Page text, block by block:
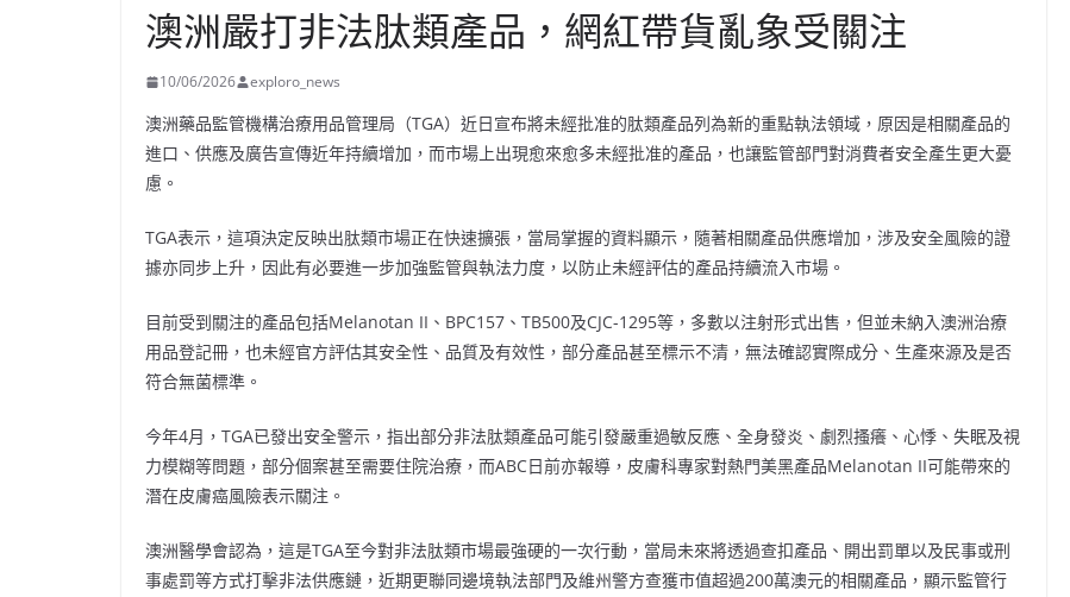
澳洲嚴打非法肽類產品，網紅帶貨亂象受關注
10/06/2026 exploro_news
澳洲藥品監管機構治療用品管理局（TGA）近日宣布將未經批准的肽類產品列為新的重點執法領域，原因是相關產品的
進口、供應及廣告宣傳近年持續增加，而市場上出現愈來愈多未經批准的產品，也讓監管部門對消費者安全產生更大憂
慮。
TGA表示，這項決定反映出肽類市場正在快速擴張，當局掌握的資料顯示，隨著相關產品供應增加，涉及安全風險的證
據亦同步上升，因此有必要進一步加強監管與執法力度，以防止未經評估的產品持續流入市場。
目前受到關注的產品包括Melanotan II、BPC157、TB500及CJC-1295等，多數以注射形式出售，但並未納入澳洲治療
用品登記冊，也未經官方評估其安全性、品質及有效性，部分產品甚至標示不清，無法確認實際成分、生產來源及是否
符合無菌標準。
今年4月，TGA已發出安全警示，指出部分非法肽類產品可能引發嚴重過敏反應、全身發炎、劇烈搔癢、心悸、失眠及視
力模糊等問題，部分個案甚至需要住院治療，而ABC日前亦報導，皮膚科專家對熱門美黑產品Melanotan II可能帶來的
潛在皮膚癌風險表示關注。
澳洲醫學會認為，這是TGA至今對非法肽類市場最強硬的一次行動，當局未來將透過查扣產品、開出罰單以及民事或刑
事處罰等方式打擊非法供應鏈，近期更聯同邊境執法部門及維州警方查獲市值超過200萬澳元的相關產品，顯示監管行